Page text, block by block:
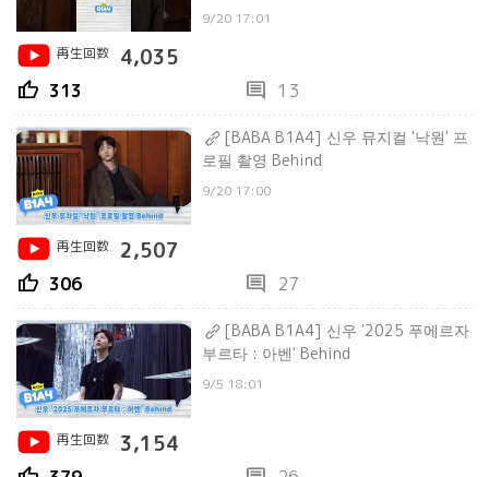
9/20 17:01
再生回数
4,035
thumb_up 313 comment 13
[BABA B1A4] 신우 뮤지컬 '낙원' 프
로필 촬영 Behind
9/20 17:00
再生回数 2,507
thumb_up 306 comment 27
[BABA B1A4] 신우 '2025 푸에르자
부르타 : 아벤' Behind
9/5 18:01
再生回数 3,154